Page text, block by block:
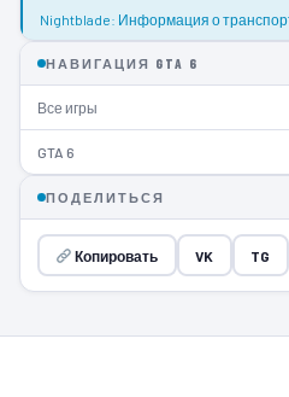
Nightblade: Информация о
НАВИГАЦИЯ GTA 6
Все игры
GTA 6
ПОДЕЛИТЬСЯ
Копировать VK TG